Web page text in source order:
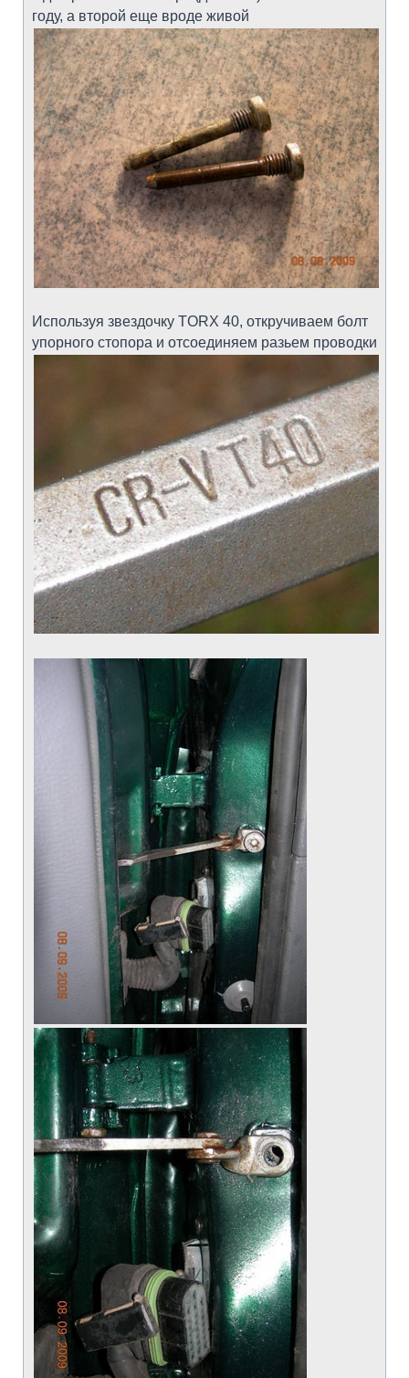
году, а второй еще вроде живой
Используя звездочку TORX 40, откручиваем болт
упорного стопора и отсоединяем разьем проводки